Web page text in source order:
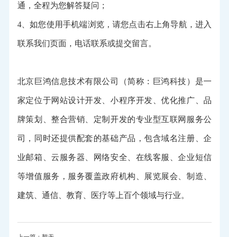
通，全程为您解答疑问；
4、如您使用手机端浏览，请您点击右上角导航，进入
联系我们页面，电话联系或提交留言。
北京巨鸿信息技术有限公司（简称：巨鸿科技）是一
家定位于网站设计开发、小程序开发、优化推广、品
牌策划、整合营销、定制开发的专业型互联网服务公
司，同时还提供配套的基础产品，包含域名注册、企
业邮箱、云服务器、网络安全、在线客服、企业短信
等增值服务，服务覆盖政府机构、展览展会、制造、
建筑、通信、教育、医疗等上百个领域与行业。